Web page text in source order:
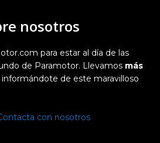
nosotros
para estar al día de las
de Paramotor. Llevamos más
informándote de este maravilloso
con nosotros